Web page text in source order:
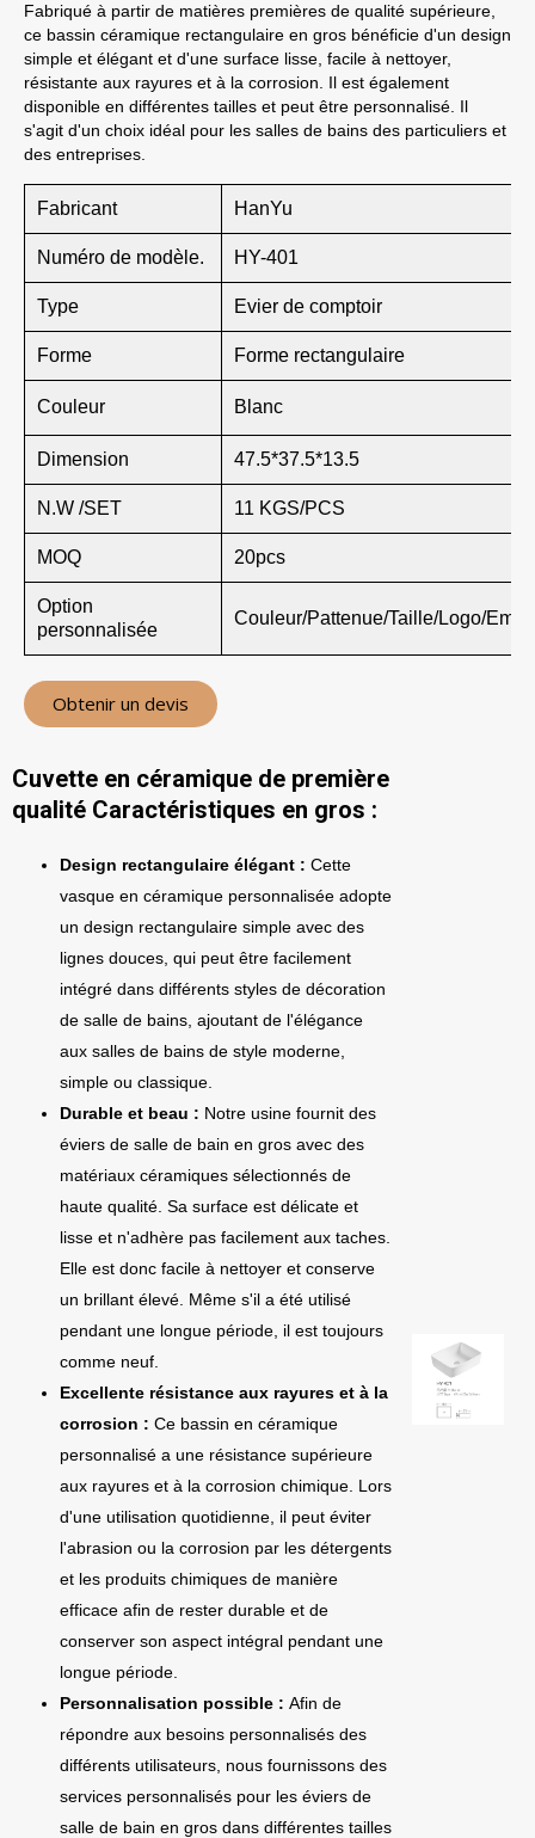
Fabriqué à partir de matières premières de qualité supérieure,
ce bassin céramique rectangulaire en gros bénéficie d'un design
simple et élégant et d'une surface lisse, facile à nettoyer,
résistante aux rayures et à la corrosion. Il est également
disponible en différentes tailles et peut être personnalisé. Il
s'agit d'un choix idéal pour les salles de bains des particuliers et
des entreprises.
Fabricant HanYu
Numéro de modèle. HY-401
Type Evier de comptoir
Forme Forme rectangulaire
Couleur Blanc
Dimension 47.5*37.5*13.5
N.W /SET 11 KGS/PCS
MOQ 20pcs
Option
personnalisée
Couleur/Pattenue/Taille/Logo/
Obtenir un devis
Cuvette en céramique de première
qualité Caractéristiques en gros :
Design rectangulaire élégant : Cette
vasque en céramique personnalisée adopte
un design rectangulaire simple avec des
lignes douces, qui peut être facilement
intégré dans différents styles de décoration
de salle de bains, ajoutant de l'élégance
aux salles de bains de style moderne,
simple ou classique.
Durable et beau : Notre usine fournit des
éviers de salle de bain en gros avec des
matériaux céramiques sélectionnés de
haute qualité. Sa surface est délicate et
lisse et n'adhère pas facilement aux taches.
Elle est donc facile à nettoyer et conserve
un brillant élevé. Même s'il a été utilisé
pendant une longue période, il est toujours
comme neuf.
Excellente résistance aux rayures et à la
corrosion : Ce bassin en céramique
personnalisé a une résistance supérieure
aux rayures et à la corrosion chimique. Lors
d'une utilisation quotidienne, il peut éviter
l'abrasion ou la corrosion par les détergents
et les produits chimiques de manière
efficace afin de rester durable et de
conserver son aspect intégral pendant une
longue période.
Personnalisation possible : Afin de
répondre aux besoins personnalisés des
différents utilisateurs, nous fournissons des
services personnalisés pour les éviers de
salle de bain en gros dans différentes tailles